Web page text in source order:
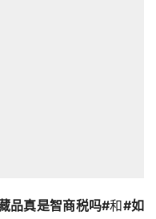
品真是智商税吗#和#如